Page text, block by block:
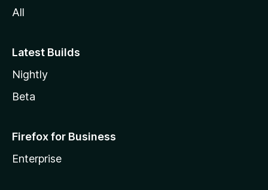
All
Latest Builds
Nightly
Beta
Firefox for Business
Enterprise